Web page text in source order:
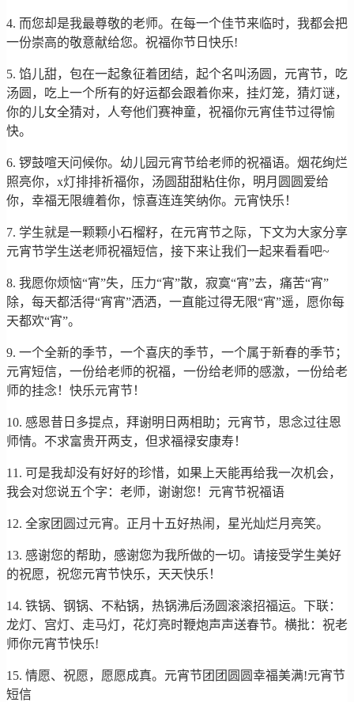
4. 而您却是我最尊敬的老师。在每一个佳节来临时，我都会把
一份崇高的敬意献给您。祝福你节日快乐!
5. 馅儿甜，包在一起象征着团结，起个名叫汤圆，元宵节，吃
汤圆，吃上一个所有的好运都会跟着你来，挂灯笼，猜灯谜，
你的儿女全猜对，人夸他们赛神童，祝福你元宵佳节过得愉
快。
6. 锣鼓喧天问候你。幼儿园元宵节给老师的祝福语。烟花绚烂
照亮你，x灯排排祈福你，汤圆甜甜粘住你，明月圆圆爱给
你，幸福无限缠着你，惊喜连连笑纳你。元宵快乐！
7. 学生就是一颗颗小石榴籽，在元宵节之际，下文为大家分享
元宵节学生送老师祝福短信，接下来让我们一起来看看吧~
8. 我愿你烦恼“宵”失，压力“宵”散，寂寞“宵”去，痛苦“宵”
除，每天都活得“宵宵”洒洒，一直能过得无限“宵”遥，愿你每
天都欢“宵”。
9. 一个全新的季节，一个喜庆的季节，一个属于新春的季节；
元宵短信，一份给老师的祝福，一份给老师的感激，一份给老
师的挂念！快乐元宵节！
10. 感恩昔日多提点，拜谢明日两相助；元宵节，思念过往恩
师情。不求富贵开两支，但求福禄安康寿！
11. 可是我却没有好好的珍惜，如果上天能再给我一次机会，
我会对您说五个字：老师，谢谢您！元宵节祝福语
12. 全家团圆过元宵。正月十五好热闹，星光灿烂月亮笑。
13. 感谢您的帮助，感谢您为我所做的一切。请接受学生美好
的祝愿，祝您元宵节快乐，天天快乐！
14. 铁锅、钢锅、不粘锅，热锅沸后汤圆滚滚招福运。下联：
龙灯、宫灯、走马灯，花灯亮时鞭炮声声送春节。横批：祝老
师你元宵节快乐!
15. 情愿、祝愿，愿愿成真。元宵节团团圆圆幸福美满!元宵节
短信